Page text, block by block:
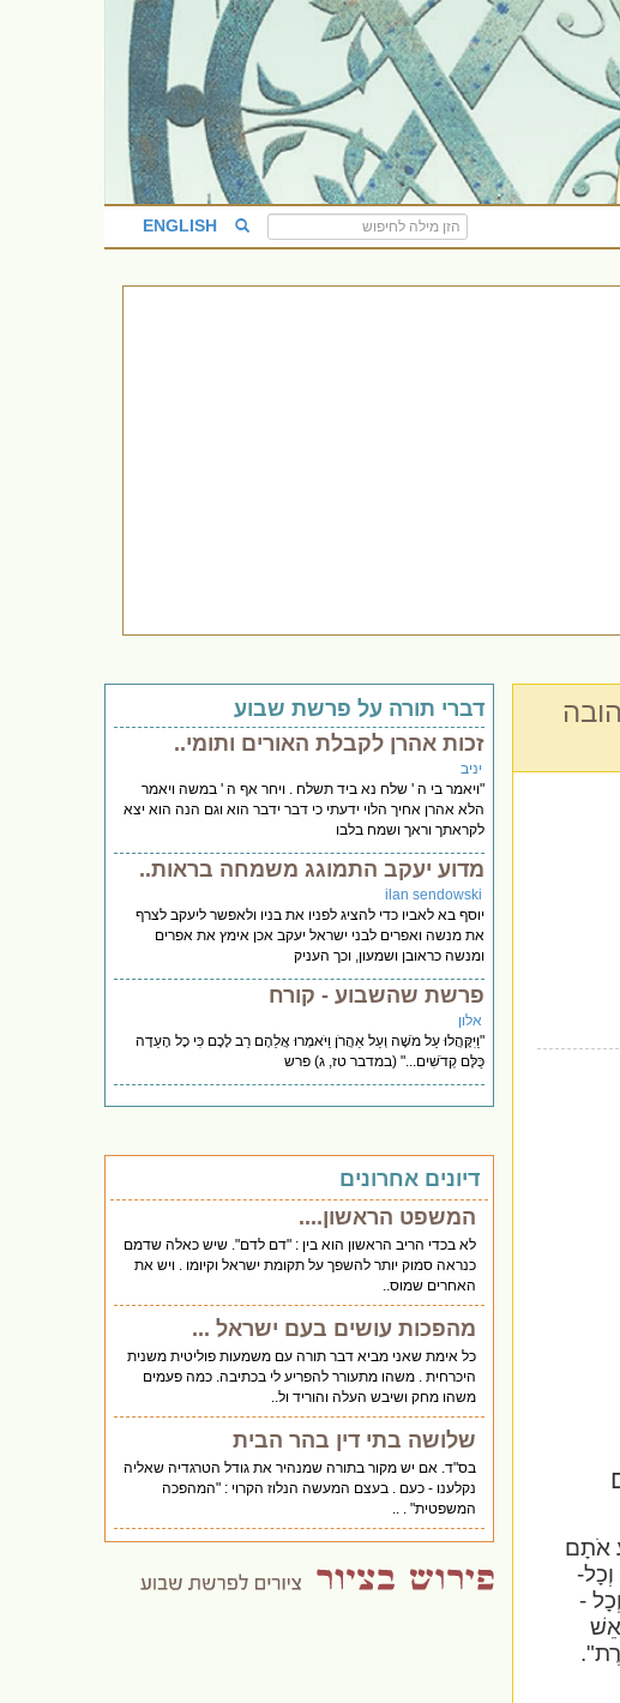
ENGLISH
אֹתָם
וְכָל-
וְכָל -
דברי תורה על פרשת שבוע
זכות אהרן לקבלת האורים ותומי..
יניב
"ויאמר בי ה ' שלח נא ביד תשלח . ויחר אף ה ' במשה ויאמר
הלא אהרן אחיך הלוי ידעתי כי דבר ידבר הוא וגם הנה הוא יצא
לקראתך וראך ושמח בלבו
מדוע יעקב התמוגג משמחה בראות..
ilan sendowski
יוסף בא לאביו כדי להציג לפניו את בניו ולאפשר ליעקב לצרף
את מנשה ואפרים לבני ישראל יעקב אכן אימץ את אפרים
ומנשה כראובן ושמעון, וכך העניק
פרשת שהשבוע - קורח
אלון
"וַיִּקָּהֲלוּ עַל מֹשֶׁה וְעַל אַהֲרֹן וַיֹּאמְרוּ אֲלֵהֶם רַב לָכֶם כִּי כָל הָעֵדָה
כֻּלָּם קְדֹשִׁים..." (במדבר טז, ג) פרש
דיונים אחרונים
המשפט הראשון....
לא בכדי הריב הראשון הוא בין : "דם לדם". שיש כאלה שדמם
כנראה סמוק יותר להשפך על תקומת ישראל וקיומו . ויש את
האחרים שמוס..
מהפכות עושים בעם ישראל ...
כל אימת שאני מביא דבר תורה עם משמעות פוליטית משנית
היכרחית . משהו מתעורר להפריע לי בכתיבה. כמה פעמים
משהו מחק ושיבש העלה והוריד ול..
שלושה בתי דין בהר הבית
בס"ד. אם יש מקור בתורה שמנהיר את גודל הטרגדיה שאליה
נקלענו - כעם . בעצם המעשה הנלוז הקרוי : "המהפכה
המשפטית" . ..